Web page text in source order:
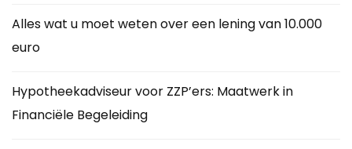
Alles wat u moet weten over een lening van 10.000
euro
Hypotheekadviseur voor ZZP’ers: Maatwerk in
Financiële Begeleiding